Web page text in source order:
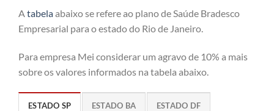
Atabelaabaixo se refere ao plano de Saúde Bradesco
Empresarial para o estado do Rio de Janeiro.
Para empresa Mei considerar um agravo de 10% a mais
sobre os valores informados na tabela abaixo.
ESTADO SP ESTADO BA ESTADO DF